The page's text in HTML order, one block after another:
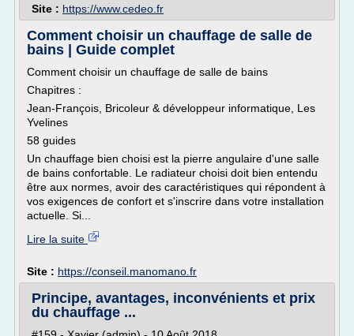
Site : https://www.cedeo.fr
Comment choisir un chauffage de salle de
bains | Guide complet
Comment choisir un chauffage de salle de bains
Chapitres :
Jean-François, Bricoleur & développeur informatique, Les
Yvelines
58 guides
Un chauffage bien choisi est la pierre angulaire d'une salle
de bains confortable. Le radiateur choisi doit bien entendu
être aux normes, avoir des caractéristiques qui répondent à
vos exigences de confort et s'inscrire dans votre installation
actuelle. Si...
Lire la suite
Site : https://conseil.manomano.fr
Principe, avantages, inconvénients et prix
du chauffage ...